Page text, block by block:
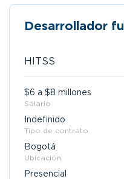
Desarrollador
HITSS
$6 a $8 millones
Salario
Indefinido
Tipo de contrato
Bogotá
Ubicación
Presencial